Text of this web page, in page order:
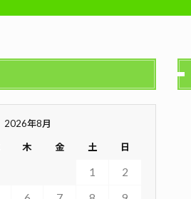
2026年8月
木 金 土 日
1
2